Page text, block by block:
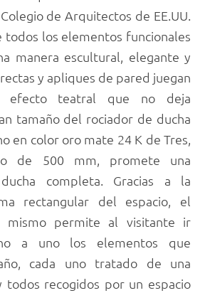
de Arquitectos de EE.UU.
todos los elementos funcionales
manera escultural, elegante y
y apliques de pared juegan
efecto teatral que no deja
tamaño del rociador de ducha
en color oro mate 24 K de Tres,
de 500 mm, promete una
completa. Gracias a la
rectangular del espacio, el
mismo permite al visitante ir
a uno los elementos que
cada uno tratado de una
todos recogidos por un espacio